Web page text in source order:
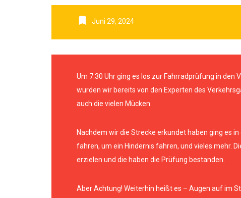
Juni 29, 2024
Um 7:30 Uhr ging es los zur Fahrradprüfung in den
wurden wir bereits von den Experten des
auch die vielen Mücken.
Nachdem wir die Strecke erkundet haben ging es
fahren, um ein Hindernis fahren, und vieles mehr.
erzielen und die haben die Prüfung bestanden.
Aber Achtung! Weiterhin heißt es – Augen auf im